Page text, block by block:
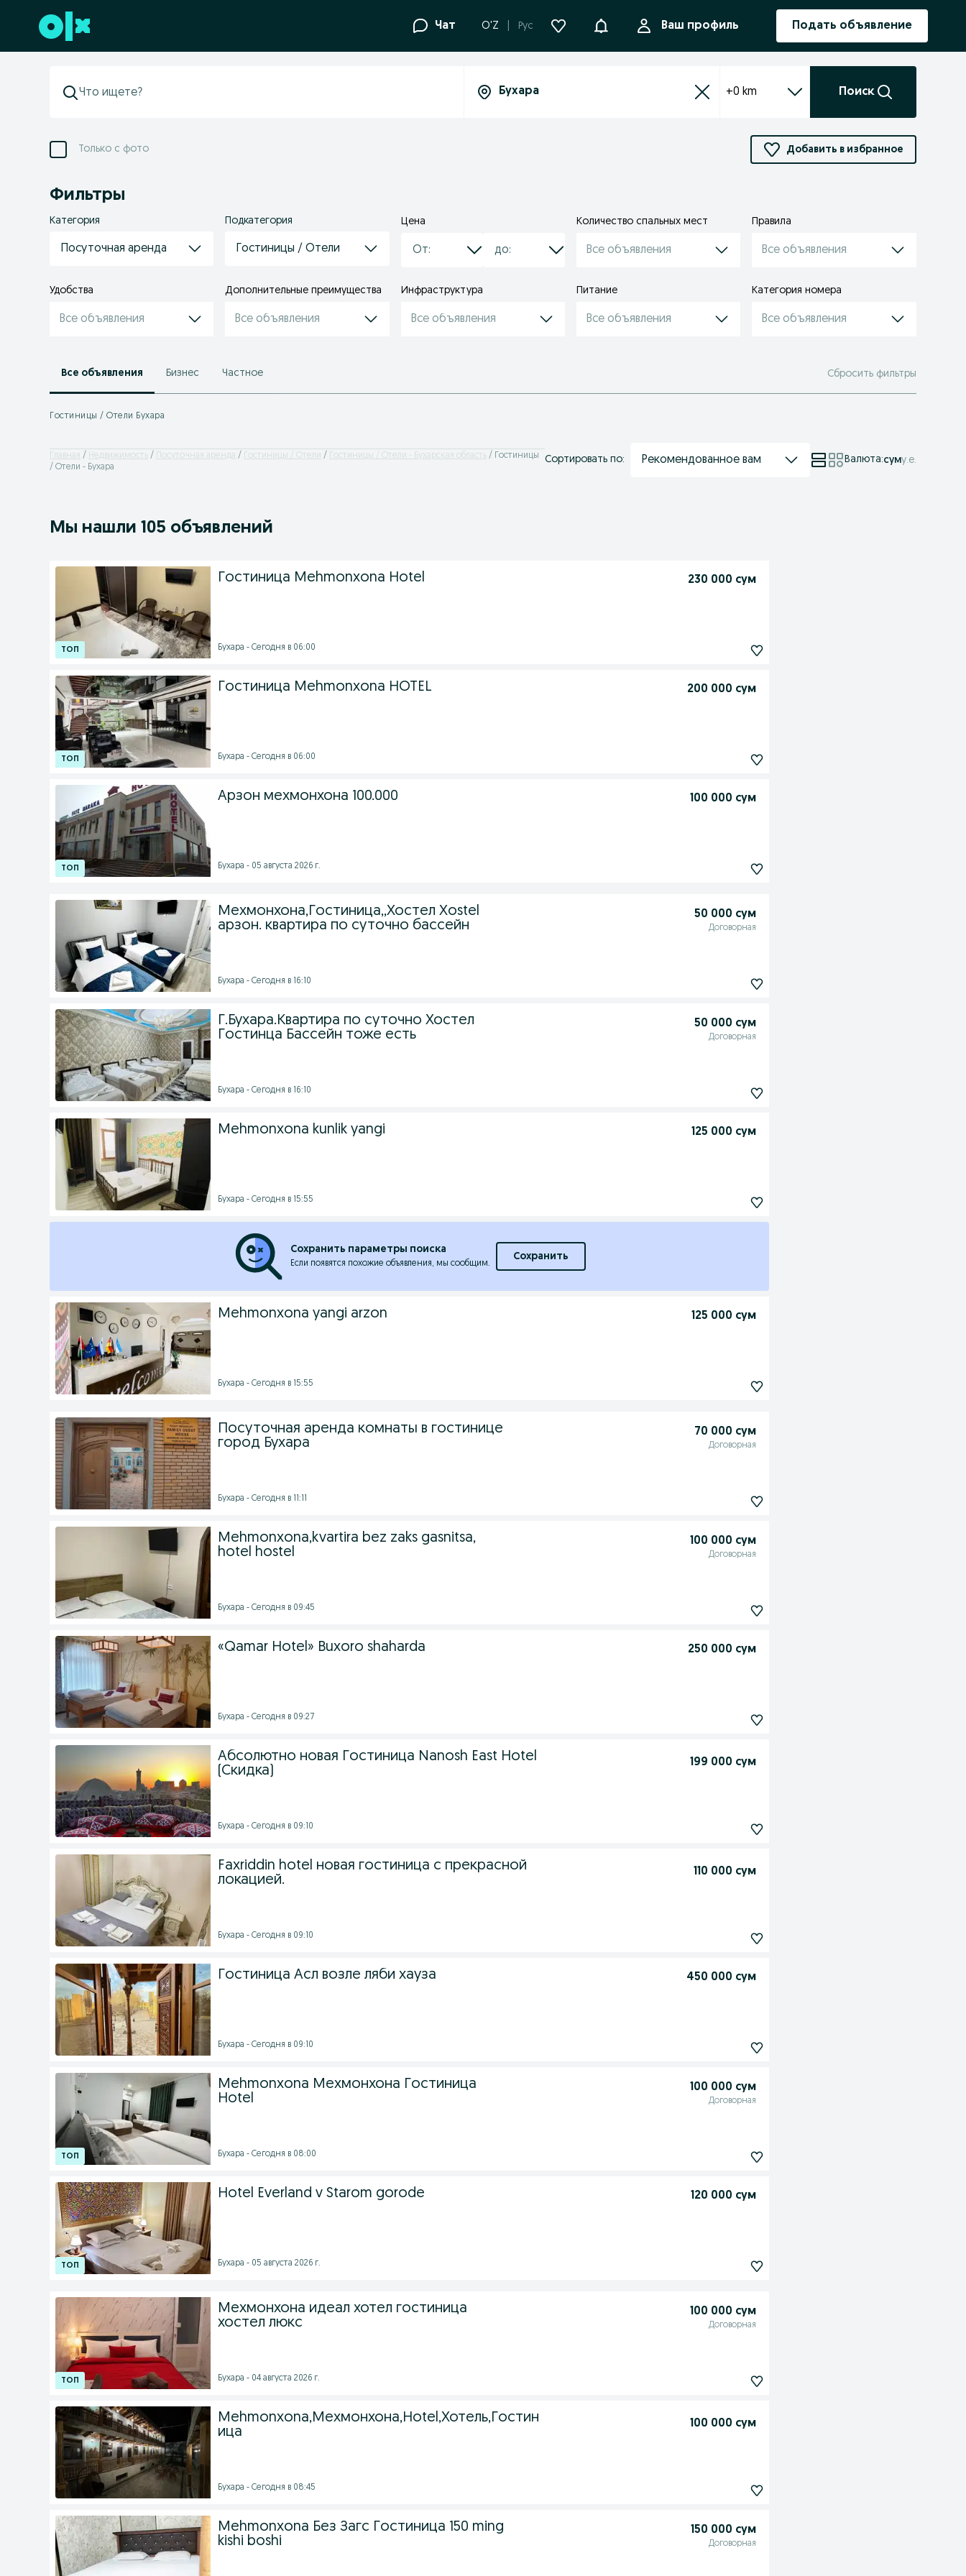
Перейти к нижнему колонтитулу Чат O'Z Рус УведомленияВаш профиль Подать объявление
+0 km Поиск
Только с фото Добавить в избранное
Фильтры
Категория
Посуточная аренда
Подкатегория
Гостиницы / Отели
Цена Количество спальных мест
Все объявления
Правила
Все объявления
Удобствa
Все объявления
Дополнительные преимущества
Все объявления
Инфраструктура
Все объявления
Питание
Все объявления
Категория номера
Все объявления
Все объявления Бизнес Частное Сбросить фильтры
Гостиницы / Отели Бухара
Главная Недвижимость Посуточная аренда Гостиницы / Отели Гостиницы / Отели - Бухарская область
Гостиницы
/ Отели - Бухара
Сортировать по: Рекомендованное вам Валюта:суму.е.
Мы нашли 105 объявлений
Гостиница Mehmonxona Hotel 230 000 сум
Бухара - Сегодня в 06:00
Гостиница Mehmonxona HOTEL 200 000 сум
Бухара - Сегодня в 06:00
Арзон мехмонхона 100.000 100 000 сум
Бухара - 05 августа 2026 г.
Мехмонхона,Гостиница,,Хостел Xostel
арзон. квартира по суточно бассейн
50 000 сум
Договорная
Бухара - Сегодня в 16:10
Г.Бухара.Квартира по суточно Хостел
Гостинца Бассейн тоже есть
50 000 сум
Договорная
Бухара - Сегодня в 16:10
Mehmonxona kunlik yangi 125 000 сум
Бухара - Сегодня в 15:55
Сохранить параметры поиска
Если появятся похожие объявления, мы сообщим.
Сохранить
Mehmonxona yangi arzon 125 000 сум
Бухара - Сегодня в 15:55
Посуточная аренда комнаты в гостинице
город Бухара
70 000 сум
Договорная
Бухара - Сегодня в 11:11
Mehmonxona,kvartira bez zaks gasnitsa,
hotel hostel
100 000 сум
Договорная
Бухара - Сегодня в 09:45
«Qamar Hotel» Buxoro shaharda 250 000 сум
Бухара - Сегодня в 09:27
Абсолютно новая Гостиница Nanosh East Hotel
(Скидка)
199 000 сум
Бухара - Сегодня в 09:10
Faxriddin hotel новая гостиница с прекрасной
локацией.
110 000 сум
Бухара - Сегодня в 09:10
Гостиница Асл возле ляби хауза 450 000 сум
Бухара - Сегодня в 09:10
Mehmonxona Мехмонхона Гостиница
Hotel
100 000 сум
Договорная
Бухара - Сегодня в 08:00
Hotel Everland v Starom gorode 120 000 сум
Бухара - 05 августа 2026 г.
Мехмонхона идеал хотел гостиница
хостел люкс
100 000 сум
Договорная
Бухара - 04 августа 2026 г.
Mehmonxona,Мехмонхона,Hotel,Хотель,Гостин
ица
100 000 сум
Бухара - Сегодня в 08:45
Mehmonxona Без Загс Гостиница 150 ming
kishi boshi
150 000 сум
Договорная